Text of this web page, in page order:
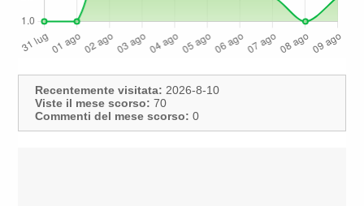
Recentemente visitata: 2026-8-10
Viste il mese scorso: 70
Commenti del mese scorso: 0